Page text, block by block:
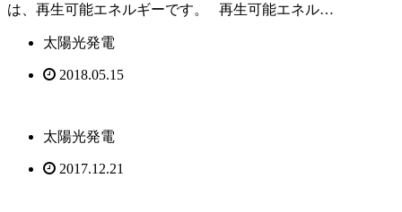
は、再生可能エネルギーです。 再生可能エネル…
太陽光発電
2018.05.15
太陽光発電
2017.12.21